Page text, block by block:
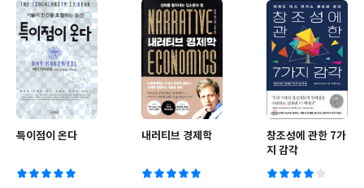
특이점이 온다 내러티브 경제학
창조성에 관한 7가
지 감각